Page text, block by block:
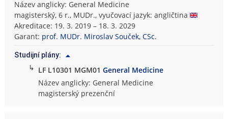
Název anglicky: General Medicine
magisterský, 6 r., MUDr., vyučovací jazyk: angličtina
Akreditace: 19. 3. 2019 – 18. 3. 2029
Garant: prof. MUDr. Miroslav Souček, CSc.
Studijní plány:
↳ LF L10301 MGM01General Medicine
Název anglicky: General Medicine
magisterský prezenční